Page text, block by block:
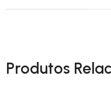
Produtos